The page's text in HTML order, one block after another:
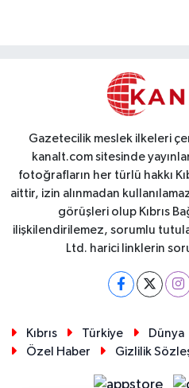
Gazetecilik meslek ilkeleri
kanalt.com sitesinde
fotoğrafların her türlü hakkı
aittir, izin alınmadan
görüşleri olup Kıbrıs
ilişkilendirilemez, sorumlu
Ltd. harici linklerin
Kıbrıs Türkiye Dünya
Özel Haber
Gizlilik